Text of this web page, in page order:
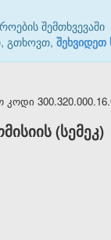
შემთხვევაში
გთხოვთ, შეხვიდეთ
(სემეკ)